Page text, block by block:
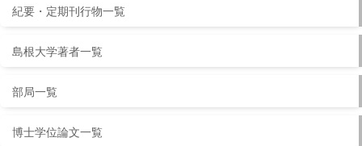
紀要・定期刊行物一覧
島根大学著者一覧
部局一覧
博士学位論文一覧